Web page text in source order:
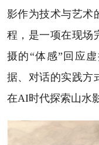
影作为技术与艺术
程，是一项在现场
摄的“体感”回应
据、对话的实践方
在AI时代探索山水